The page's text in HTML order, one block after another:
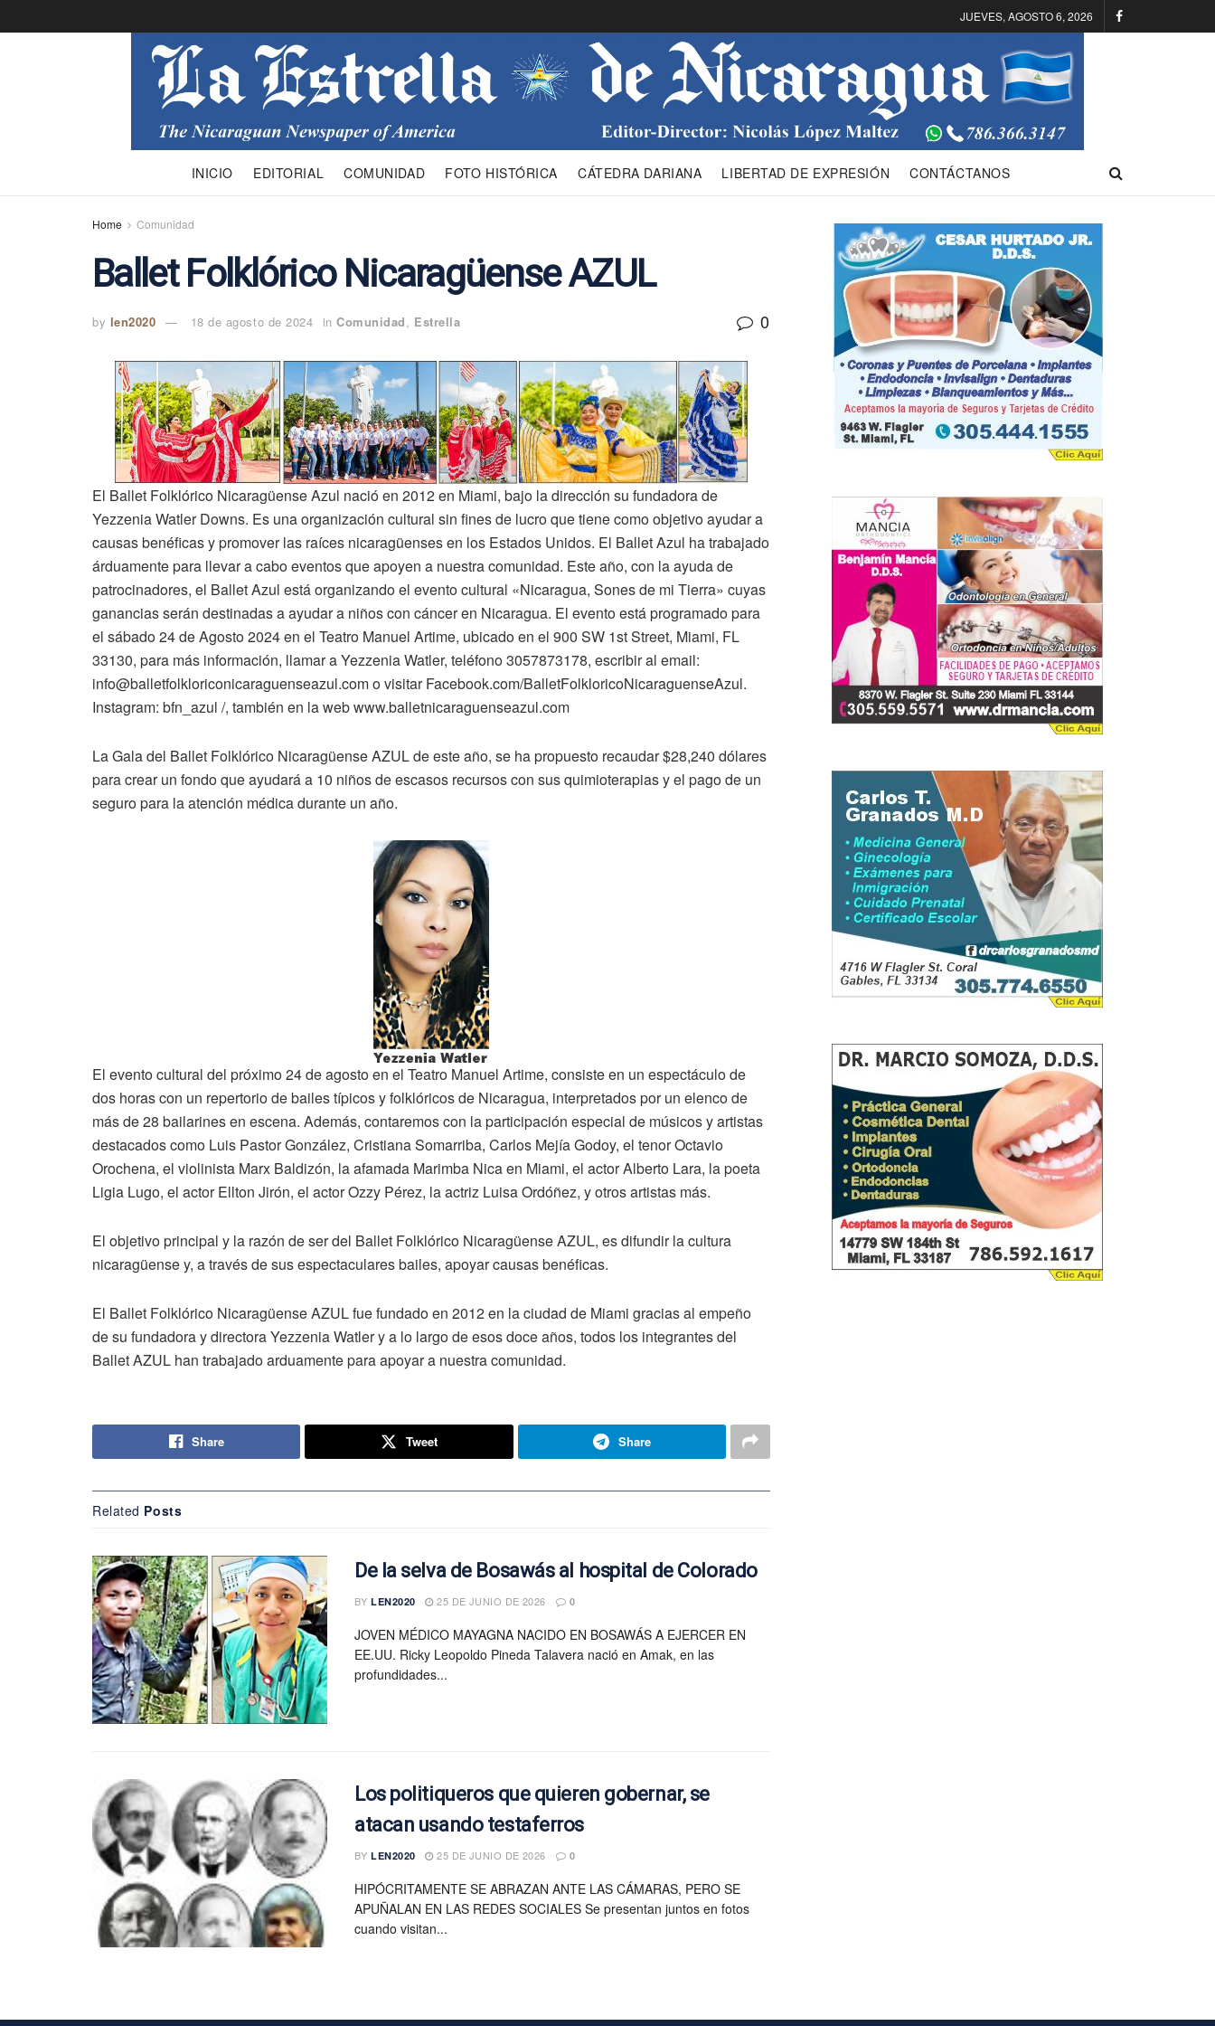
JUEVES, AGOSTO 6, 2026
INICIO EDITORIAL COMUNIDAD FOTO HISTÓRICA CÁTEDRA DARIANA LIBERTAD DE EXPRESIÓN CONTÁCTANOS
Home Comunidad
Ballet Folklórico Nicaragüense AZUL
by len2020 18 de agosto de 2024 in Comunidad, Estrella 0
El Ballet Folklórico Nicaragüense Azul nació en 2012 en Miami, bajo la dirección su fundadora de
Yezzenia Watler Downs. Es una organización cultural sin fines de lucro que tiene como objetivo ayudar a
causas benéficas y promover las raíces nicaragüenses en los Estados Unidos. El Ballet Azul ha trabajado
árduamente para llevar a cabo eventos que apoyen a nuestra comunidad. Este año, con la ayuda de
patrocinadores, el Ballet Azul está organizando el evento cultural «Nicaragua, Sones de mi Tierra» cuyas
ganancias serán destinadas a ayudar a niños con cáncer en Nicaragua. El evento está programado para
el sábado 24 de Agosto 2024 en el Teatro Manuel Artime, ubicado en el 900 SW 1st Street, Miami, FL
33130, para más información, llamar a Yezzenia Watler, teléfono 3057873178, escribir al email:
info@balletfolkloriconicaraguenseazul.com o visitar Facebook.com/BalletFolkloricoNicaraguenseAzul.
Instagram: bfn_azul /, también en la web www.balletnicaraguenseazul.com
La Gala del Ballet Folklórico Nicaragüense AZUL de este año, se ha propuesto recaudar $28,240 dólares
para crear un fondo que ayudará a 10 niños de escasos recursos con sus quimioterapias y el pago de un
seguro para la atención médica durante un año.
El evento cultural del próximo 24 de agosto en el Teatro Manuel Artime, consiste en un espectáculo de
dos horas con un repertorio de bailes típicos y folklóricos de Nicaragua, interpretados por un elenco de
más de 28 bailarines en escena. Además, contaremos con la participación especial de músicos y artistas
destacados como Luis Pastor González, Cristiana Somarriba, Carlos Mejía Godoy, el tenor Octavio
Orochena, el violinista Marx Baldizón, la afamada Marimba Nica en Miami, el actor Alberto Lara, la poeta
Ligia Lugo, el actor Ellton Jirón, el actor Ozzy Pérez, la actriz Luisa Ordóñez, y otros artistas más.
El objetivo principal y la razón de ser del Ballet Folklórico Nicaragüense AZUL, es difundir la cultura
nicaragüense y, a través de sus espectaculares bailes, apoyar causas benéficas.
El Ballet Folklórico Nicaragüense AZUL fue fundado en 2012 en la ciudad de Miami gracias al empeño
de su fundadora y directora Yezzenia Watler y a lo largo de esos doce años, todos los integrantes del
Ballet AZUL han trabajado arduamente para apoyar a nuestra comunidad.
Share Tweet Share
Related Posts
De la selva de Bosawás al hospital de Colorado
BY LEN2020 25 DE JUNIO DE 2026 0
JOVEN MÉDICO MAYAGNA NACIDO EN BOSAWÁS A EJERCER EN
EE.UU. Ricky Leopoldo Pineda Talavera nació en Amak, en las
profundidades...
Los politiqueros que quieren gobernar, se
atacan usando testaferros
BY LEN2020 25 DE JUNIO DE 2026 0
HIPÓCRITAMENTE SE ABRAZAN ANTE LAS CÁMARAS, PERO SE
APUÑALAN EN LAS REDES SOCIALES Se presentan juntos en fotos
cuando visitan...